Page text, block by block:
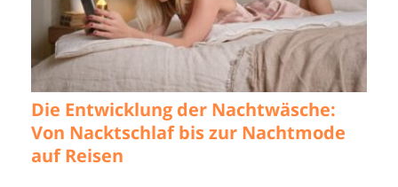
Die Entwicklung der Nachtwäsche:
Von Nacktschlaf bis zur Nachtmode
auf Reisen